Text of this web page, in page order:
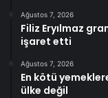
Ağustos 7, 2026
Filiz Eryılmaz
işaret etti
Ağustos 7, 2026
En kötü
ülke değil